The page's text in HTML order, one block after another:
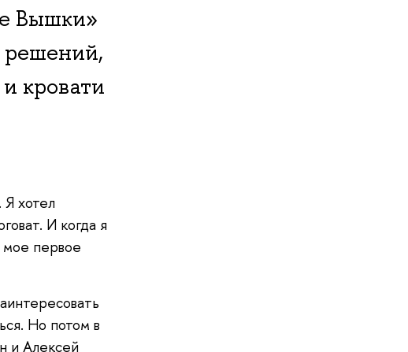
Вышки»
решений,
кровати
хотел
И когда я
мое первое
Но потом в
и Алексей